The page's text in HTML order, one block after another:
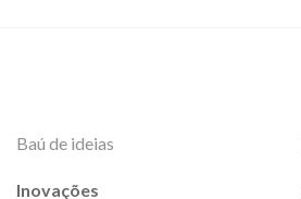
Baú de ideias
Inovações